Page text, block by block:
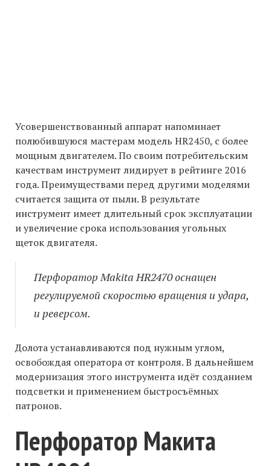
Усовершенствованный аппарат напоминает
полюбившуюся мастерам модель HR2450, с более
мощным двигателем. По своим потребительским
качествам инструмент лидирует в рейтинге 2016
года. Преимуществами перед другими моделями
считается защита от пыли. В результате
инструмент имеет длительный срок эксплуатации
и увеличение срока использования угольных
щеток двигателя.
Перфоратор Makita HR2470 оснащен
регулируемой скоростью вращения и удара,
и реверсом.
Долота устанавливаются под нужным углом,
освобождая оператора от контроля. В дальнейшем
модернизация этого инструмента идёт созданием
подсветки и применением быстросъёмных
патронов.
Перфоратор Макита